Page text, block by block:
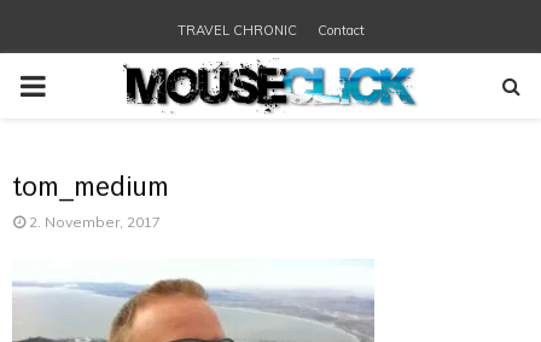
TRAVEL CHRONIC Contact
PRIMARY
tom_medium
2. November, 2017